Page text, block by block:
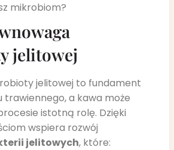
mikrobiom?
jelitowej
jelitowej to fundament
trawiennego, a kawa może
istotną rolę. Dzięki
wspiera rozwój
jelitowych, które: